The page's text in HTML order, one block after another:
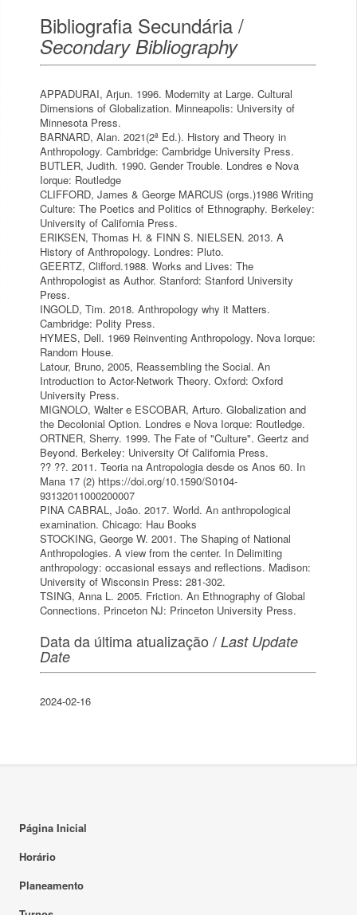
Bibliografia Secundária /
Secondary Bibliography
APPADURAI, Arjun. 1996. Modernity at Large. Cultural
Dimensions of Globalization. Minneapolis: University of
Minnesota Press.
BARNARD, Alan. 2021(2ª Ed.). History and Theory in
Anthropology. Cambridge: Cambridge University Press.
BUTLER, Judith. 1990. Gender Trouble. Londres e Nova
Iorque: Routledge
CLIFFORD, James & George MARCUS (orgs.)1986 Writing
Culture: The Poetics and Politics of Ethnography. Berkeley:
University of California Press.
ERIKSEN, Thomas H. & FINN S. NIELSEN. 2013. A
History of Anthropology. Londres: Pluto.
GEERTZ, Clifford.1988. Works and Lives: The
Anthropologist as Author. Stanford: Stanford University
Press.
INGOLD, Tim. 2018. Anthropology why it Matters.
Cambridge: Polity Press.
HYMES, Dell. 1969 Reinventing Anthropology. Nova Iorque:
Random House.
Latour, Bruno, 2005, Reassembling the Social. An
Introduction to Actor-Network Theory. Oxford: Oxford
University Press.
MIGNOLO, Walter e ESCOBAR, Arturo. Globalization and
the Decolonial Option. Londres e Nova Iorque: Routledge.
ORTNER, Sherry. 1999. The Fate of "Culture". Geertz and
Beyond. Berkeley: University Of California Press.
?? ??. 2011. Teoria na Antropologia desde os Anos 60. In
Mana 17 (2) https://doi.org/10.1590/S0104-
93132011000200007
PINA CABRAL, João. 2017. World. An anthropological
examination. Chicago: Hau Books
STOCKING, George W. 2001. The Shaping of National
Anthropologies. A view from the center. In Delimiting
anthropology: occasional essays and reflections. Madison:
University of Wisconsin Press: 281-302.
TSING, Anna L. 2005. Friction. An Ethnography of Global
Connections. Princeton NJ: Princeton University Press.
Data da última atualização / Last Update
Date
2024-02-16
Página Inicial
Horário
Planeamento